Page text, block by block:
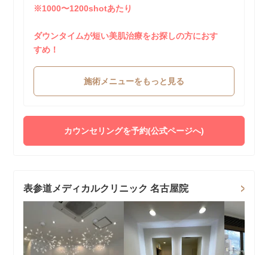
※1000〜1200shotあたり
ダウンタイムが短い美肌治療をお探しの方におす
すめ！
施術メニューをもっと見る
カウンセリングを予約(公式ページへ)
表参道メディカルクリニック 名古屋院